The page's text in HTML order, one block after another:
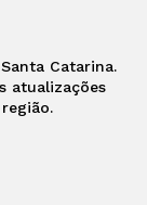
Catarina.
atualizações